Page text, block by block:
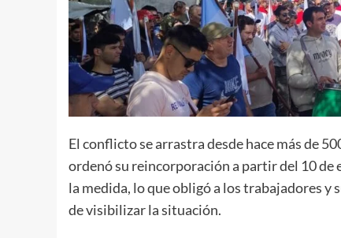
El conflicto se arrastra desde hace más de
ordenó su reincorporación a partir del 10 de
la medida, lo que obligó a los trabajadores y
de visibilizar la situación.